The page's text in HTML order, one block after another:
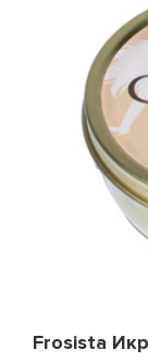
Frosista